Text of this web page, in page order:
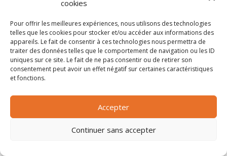
cookies
Pour offrir les meilleures expériences, nous utilisons des technologies
telles que les cookies pour stocker et/ou accéder aux informations des
appareils. Le fait de consentir à ces technologies nous permettra de
traiter des données telles que le comportement de navigation ou les ID
uniques sur ce site. Le fait de ne pas consentir ou de retirer son
consentement peut avoir un effet négatif sur certaines caractéristiques
et fonctions.
Accepter
Continuer sans accepter
Paramédical, compléments alimentaires
Paris 75
Pas de Calais 62
Pêche
Petite distribution
Pétrole
Pharmaceutique, médicaments
Pharmacie et vente d'articles médicaux